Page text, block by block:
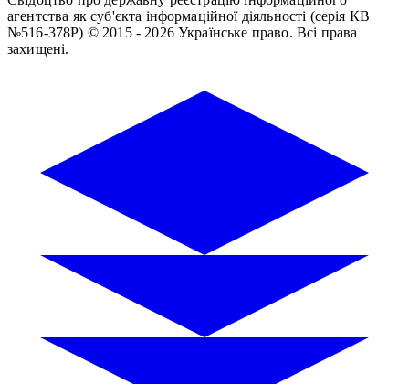
агентства як суб'єкта інформаційної діяльності (серія КВ
№516-378Р) © 2015 - 2026 Українське право. Всі права
захищені.